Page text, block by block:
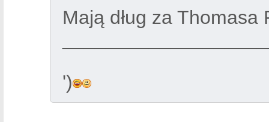
Mają dług za Thomasa
')